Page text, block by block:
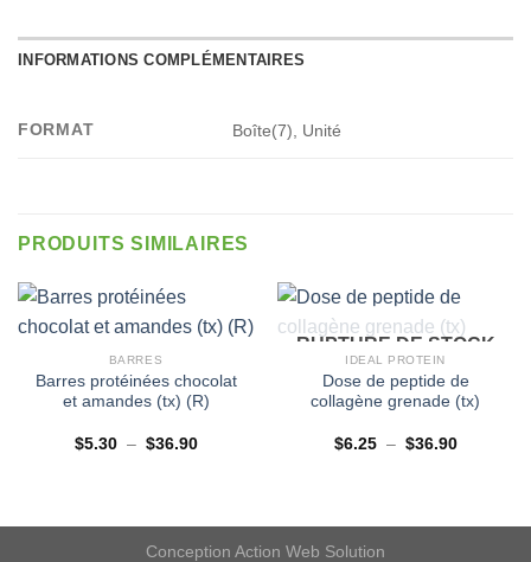
INFORMATIONS COMPLÉMENTAIRES
FORMAT Boîte(7), Unité
PRODUITS SIMILAIRES
BARRES
Barres protéinées chocolat
et amandes (tx) (R)
$5.30 – $36.90Plage
RUPTURE DE STOCK
IDEAL PROTEIN
Dose de peptide de
collagène grenade (tx)
$6.25 – $36.90Plage
Conception Action Web Solution